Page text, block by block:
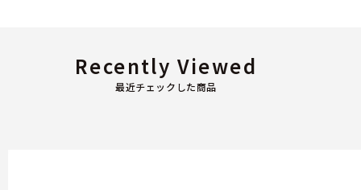
最近チェックした商品
Recently Viewed